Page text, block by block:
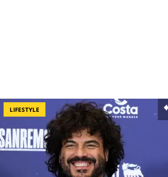
LIFESTYLE